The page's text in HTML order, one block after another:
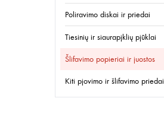
poliravimo diskai ir priedai
tiesinių ir siaurapjklių pjūklai
šlifavimo popieriai ir juostos
kiti pjovimo ir šlifavimo priedai